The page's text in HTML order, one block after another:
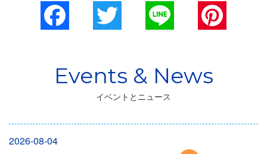
Facebook
イベントとニュース
2026-08-04